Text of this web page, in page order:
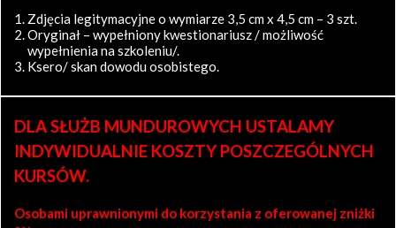
Zdjęcia legitymacyjne o wymiarze 3,5 cm x 4,5 cm – 3 szt.
Oryginał – wypełniony kwestionariusz / możliwość
wypełnienia na szkoleniu/.
Ksero/ skan dowodu osobistego.
DLA SŁUŻB MUNDUROWYCH USTALAMY
INDYWIDUALNIE KOSZTY POSZCZEGÓLNYCH
KURSÓW.
Osobami uprawnionymi do korzystania z oferowanej zniżki